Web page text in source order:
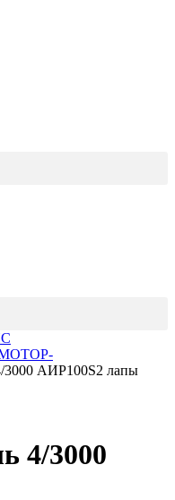
3000 АИР100S2 лапы
4/3000